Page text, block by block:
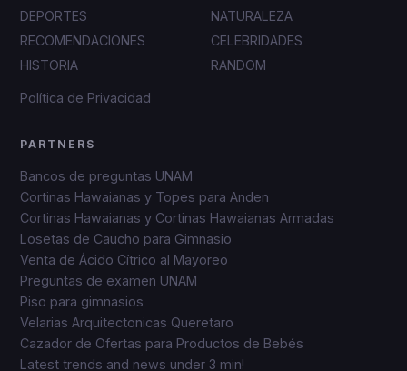
DEPORTES
NATURALEZA
RECOMENDACIONES
CELEBRIDADES
HISTORIA
RANDOM
Política de Privacidad
PARTNERS
Bancos de preguntas UNAM
Cortinas Hawaianas y Topes para Anden
Cortinas Hawaianas y Cortinas Hawaianas Armadas
Losetas de Caucho para Gimnasio
Venta de Ácido Cítrico al Mayoreo
Preguntas de examen UNAM
Piso para gimnasios
Velarias Arquitectonicas Queretaro
Cazador de Ofertas para Productos de Bebés
Latest trends and news under 3 min!